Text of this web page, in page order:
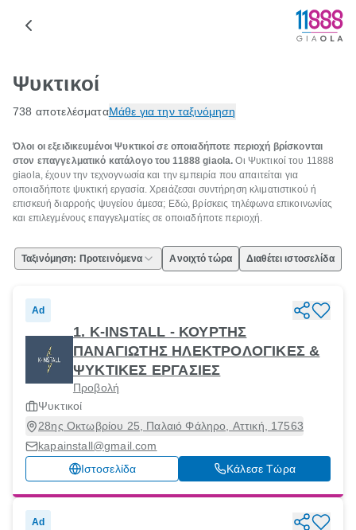
Ψυκτικοί
738 αποτελέσματαΜάθε για την ταξινόμηση
Όλοι οι εξειδικευμένοι Ψυκτικοί σε οποιαδήποτε περιοχή βρίσκονται
στον επαγγελματικό κατάλογο του 11888 giaola. Οι Ψυκτικοί του 11888
giaola, έχουν την τεχνογνωσία και την εμπειρία που απαιτείται για
οποιαδήποτε ψυκτική εργασία. Χρειάζεσαι συντήρηση κλιματιστικού ή
επισκευή διαρροής ψυγείου άμεσα; Εδώ, βρίσκεις τηλέφωνα επικοινωνίας
και επιλεγμένους επαγγελματίες σε οποιαδήποτε περιοχή.
Ταξινόμηση: Προτεινόμενα Ανοιχτό τώρα Διαθέτει ιστοσελίδα
Ad
1. K-INSTALL - ΚΟΥΡΤΗΣ
ΠΑΝΑΓΙΩΤΗΣ ΗΛΕΚΤΡΟΛΟΓΙΚΕΣ &
ΨΥΚΤΙΚΕΣ ΕΡΓΑΣΙΕΣ
Προβολή
Ψυκτικοί
28ης Οκτωβρίου 25, Παλαιό Φάληρο, Αττική, 17563
kapainstall@gmail.com
Ιστοσελίδα
Κάλεσε Τώρα
Ad